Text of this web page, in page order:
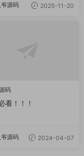
爷源码 2025-11-20
码
看！！！
爷源码 2024-04-07